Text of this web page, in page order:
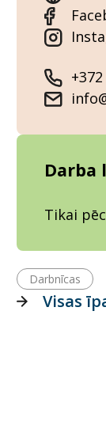
Darba
Tikai
Darbnīcas
Visas